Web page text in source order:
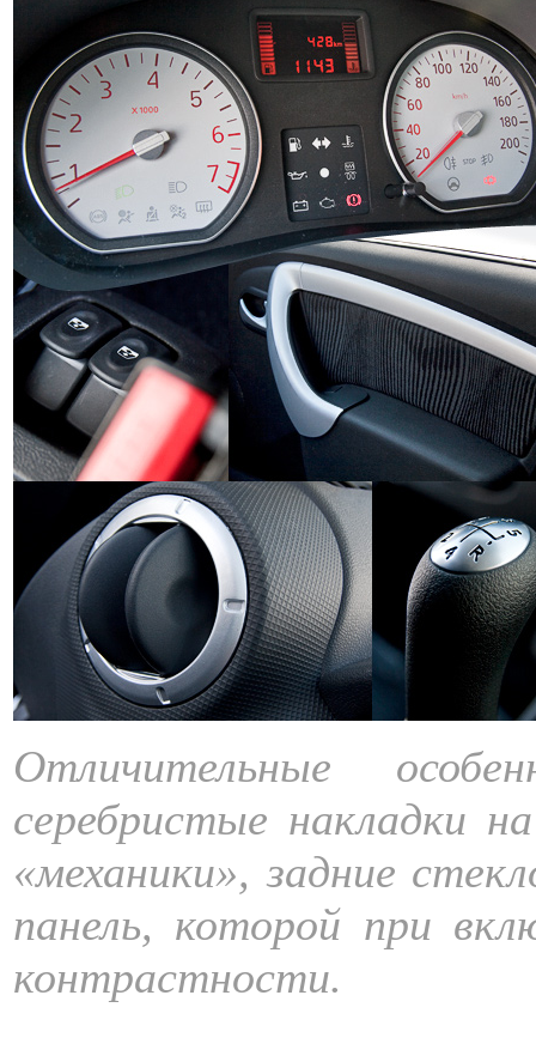
Отличительные
cеребристые накладки
«механики», задние
панель, которой при
контрастности.